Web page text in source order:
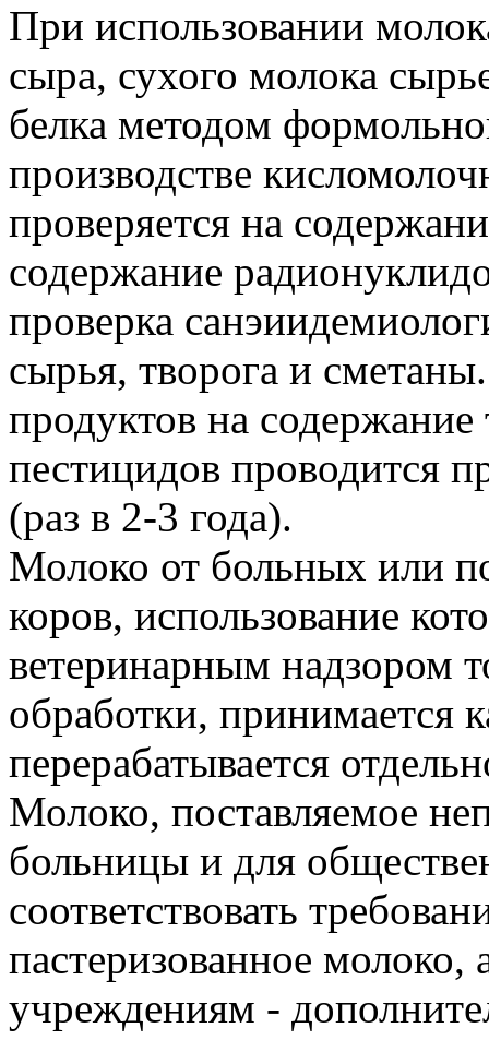
При использовании
сыра, сухого молока
белка методом
производстве
проверяется на
содержание
проверка
сырья, творога и
продуктов на
пестицидов проводится
(раз в 2-3 года).
Молоко от больных или
коров, использование
ветеринарным надзором
обработки, принимается
перерабатывается
Молоко, поставляемое
больницы и для
соответствовать
пастеризованное молоко,
учреждениям -